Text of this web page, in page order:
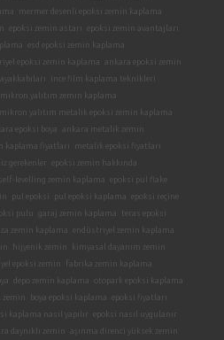
mermer desenli epoksi zemin kaplama
epoksi zemin astarı epoksi zemin avantajları
esd epoksi zemin kaplama
epoksi zemin kaplama ankara epoksi zemin
ince film kaplama teknikleri
mikron yalıtım zemin kaplama
mikron yalıtım metalik epoksi zemin kaplama
epoksi boya ankara metalik zemin
kaplama fiyatları
metalik epoksi fiyatları
gerekenler
epoksi zemin hakkında
levelling zemin kaplama epoksi pul flake
pul epoksi pul epoksi kaplama epoksi reçine
pulu garaj zemin kaplama
teras epoksi
zemin kaplama
endüstriyel zemin kaplama
hijyenik zemin
kimyasal dayanım zemin
epoksi zemin
fabrika zemin kaplama
depo zemin kaplama otopark epoksi kaplama
zemin boya epoksi kaplama epoksi fiyatları
kaplama nasıl yapılır
epoksi nasıl uygulanır
daynıklı zemin aşınma direnci yüksek zemin